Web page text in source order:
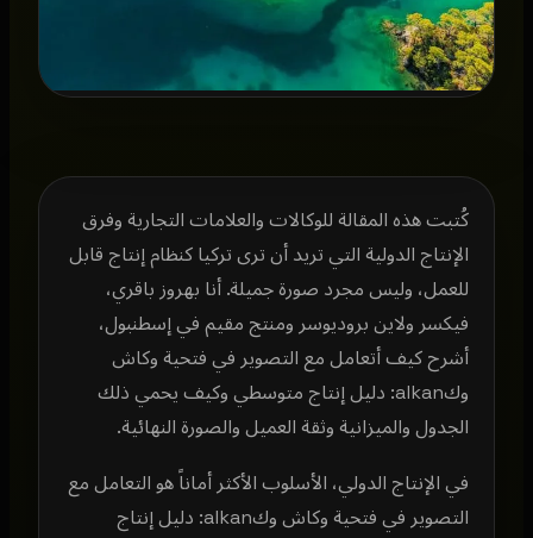
كُتبت هذه المقالة للوكالات والعلامات التجارية وفرق
الإنتاج الدولية التي تريد أن ترى تركيا كنظام إنتاج قابل
للعمل، وليس مجرد صورة جميلة. أنا بهروز باقري،
فيكسر ولاين بروديوسر ومنتج مقيم في إسطنبول،
أشرح كيف أتعامل مع التصوير في فتحية وكاش
وكalkan: دليل إنتاج متوسطي وكيف يحمي ذلك
الجدول والميزانية وثقة العميل والصورة النهائية.
في الإنتاج الدولي، الأسلوب الأكثر أماناً هو التعامل مع
التصوير في فتحية وكاش وكalkan: دليل إنتاج